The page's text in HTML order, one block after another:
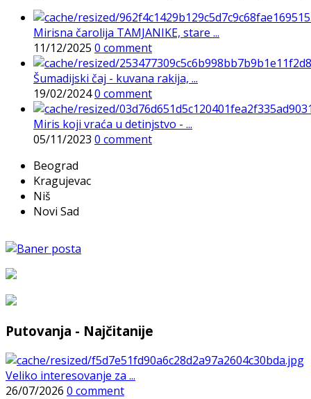
Mirisna čarolija TAMJANIKE, stare ...
11/12/2025 0 comment
Šumadijski čaj - kuvana rakija, ...
19/02/20240 comment
Miris koji vraća u detinjstvo - ...
05/11/2023 0 comment
Beograd
Kragujevac
Niš
Novi Sad
Putovanja - Najčitanije
Veliko interesovanje za ...
26/07/2026 0 comment